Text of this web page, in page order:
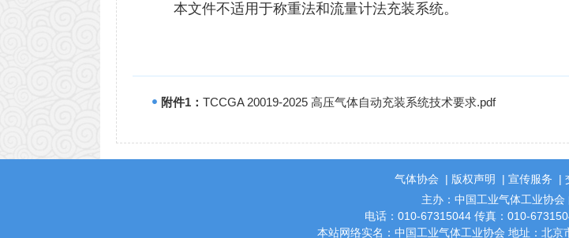
本文件不适用于称重法和流量计法充装系统。
附件1： TCCGA 20019-2025 高压气体自动充装系统技术要求.pdf
气体协会 | 版权声明 | 宣传服务 |
主办：中国工业气体工业协
电话：010-67315044 传真：010-
本站网络实名：中国工业气体工业协会 地址：北